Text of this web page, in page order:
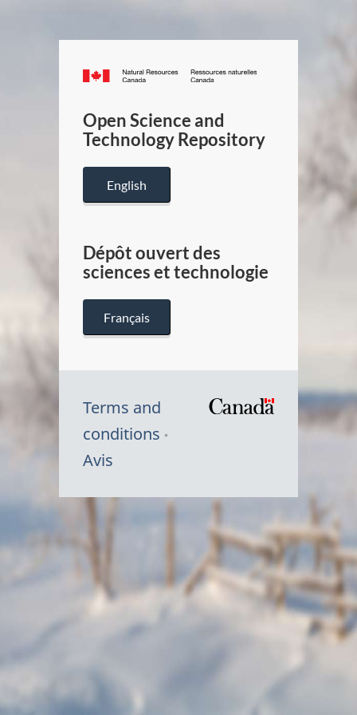
Canada.ca
/
Canada
Open Science and
Technology Repository
English
Dépôt ouvert des
sciences et technologie
Français
Terms and
conditions
Avis
Symbole
Canada